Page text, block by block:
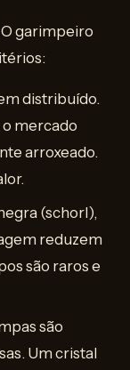
O garimpeiro
distribuído.
o mercado
arroxeado.
(schorl),
reduzem
são raros e
são
Um cristal